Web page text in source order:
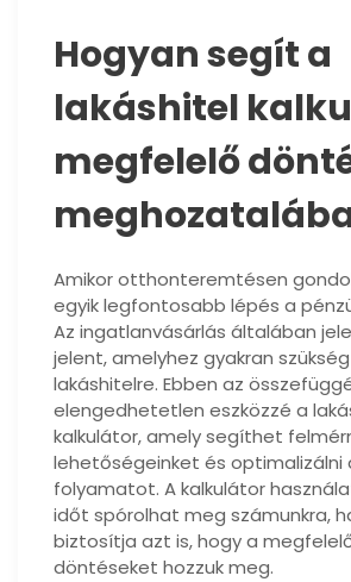
Hogyan segít a
lakáshitel
megfelelő
Amikor otthonteremtésen
egyik legfontosabb lépés a
Az ingatlanvásárlás általában
jelent, amelyhez gyakran
lakáshitelre. Ebben az
elengedhetetlen eszközzé a
kalkulátor, amely segíthet
lehetőségeinket és optimalizálni
folyamatot. A kalkulátor
időt spórolhat meg számunkra,
biztosítja azt is, hogy a
döntéseket hozzuk meg.